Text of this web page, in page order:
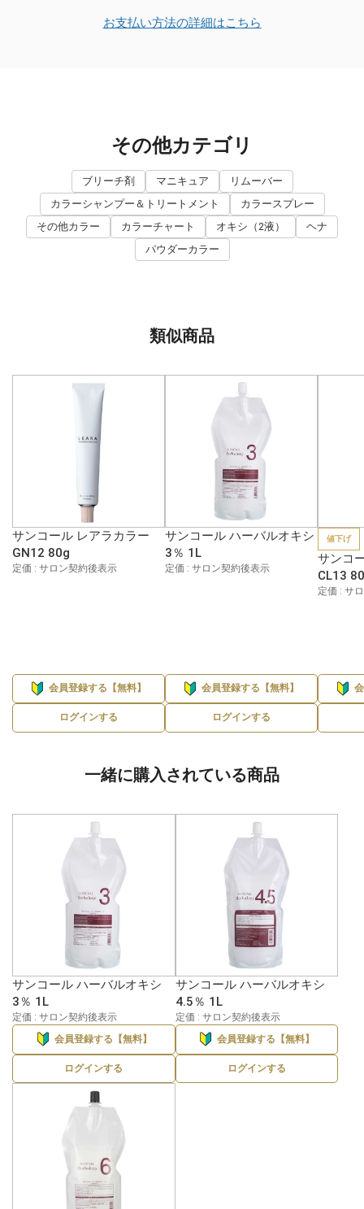
お支払い方法の詳細はこちら
その他カテゴリ
ブリーチ剤 マニキュア
リムーバー
カラーシャンプー＆トリートメント
カラースプレー
その他カラー
カラーチャート オキシ（2液）
ヘナ
パウダーカラー
類似商品
サンコール レアラカラー
GN12 80g
定価 : サロン契約後表示
会員登録する【無料】
ログインする
サンコール ハーバルオキシ
3％ 1L
定価 : サロン契約後表示
会員登録する【無料】
ログインする
値下げ
サンコ
CL13
定価 : サ
一緒に購入されている商品
サンコール ハーバルオキシ
3％ 1L
定価 : サロン契約後表示
会員登録する【無料】
ログインする
サンコール ハーバルオキシ
4.5％ 1L
定価 : サロン契約後表示
会員登録する【無料】
ログインする